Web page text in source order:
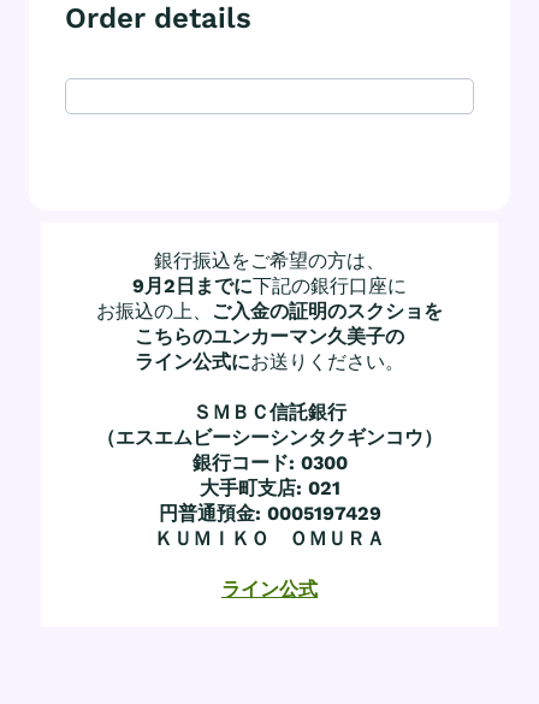
Order details
銀行振込をご希望の方は、
9月2日までに下記の銀行口座に
お振込の上、 ご入金の証明のスクショを
こちらのユンカーマン久美子の
ライン公式にお送りください。
ＳＭＢＣ信託銀行
（エスエムビーシーシンタクギンコウ）
銀行コード: 0300
大手町支店: 021
円普通預金: 0005197429
ＫＵＭＩＫＯ ＯＭＵＲＡ
ライン公式